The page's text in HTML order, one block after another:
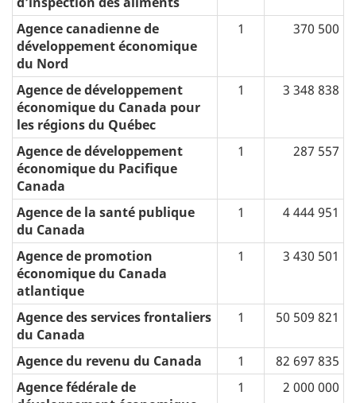
Agence canadienne de
développement économique
du Nord
1 370 500
Agence de développement
économique du Canada pour
les régions du Québec
1 3 348 838
Agence de développement
économique du Pacifique
Canada
1 287 557
Agence de la santé publique
du Canada
1 4 444 951
Agence de promotion
économique du Canada
atlantique
1 3 430 501
Agence des services frontaliers
du Canada
1 50 509 821
Agence du revenu du Canada 1
82 697 835
Agence fédérale de
1 2 000 000